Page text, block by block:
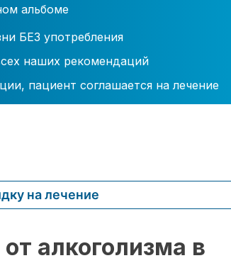
альбоме
БЕЗ употребления
наших рекомендаций
пациент соглашается на лечение
на лечение
алкоголизма в